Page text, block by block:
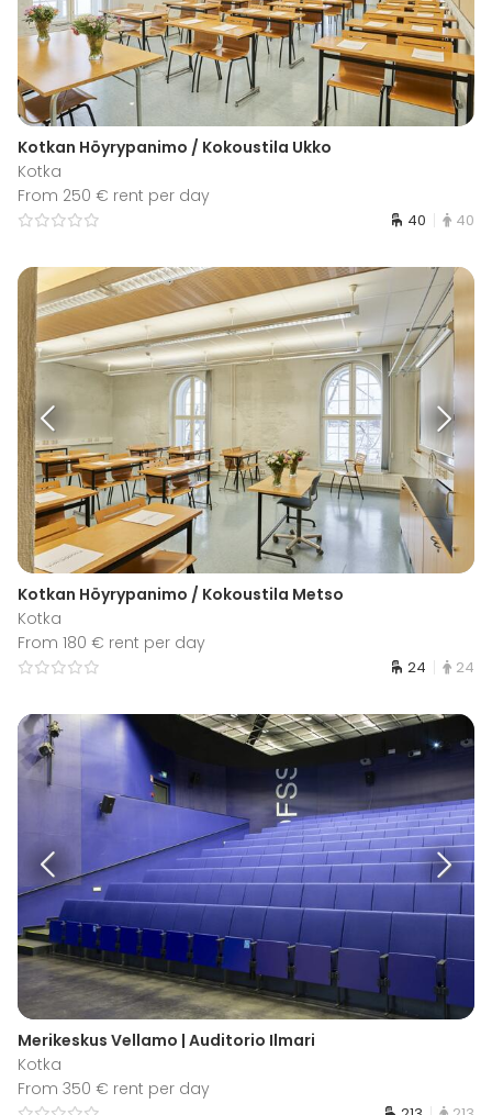
Kotkan Höyrypanimo / Kokoustila Ukko
Kotka
From 250 € rent per day
40 40
Kotkan Höyrypanimo / Kokoustila Metso
Kotka
From 180 € rent per day
24 24
Merikeskus Vellamo | Auditorio Ilmari
Kotka
From 350 € rent per day